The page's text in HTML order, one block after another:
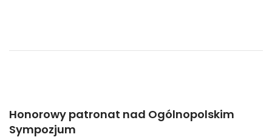
Honorowy patronat nad Ogólnopolskim
Sympozjum